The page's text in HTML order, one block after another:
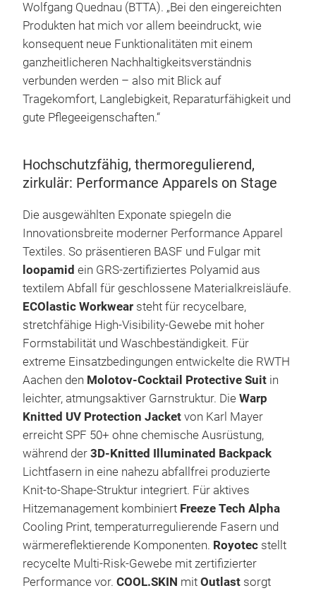
Wolfgang Quednau (BTTA). „Bei den eingereichten
Produkten hat mich vor allem beeindruckt, wie
konsequent neue Funktionalitäten mit einem
ganzheitlicheren Nachhaltigkeitsverständnis
verbunden werden – also mit Blick auf
Tragekomfort, Langlebigkeit, Reparaturfähigkeit und
gute Pflegeeigenschaften.“
Hochschutzfähig, thermoregulierend,
zirkulär: Performance Apparels on Stage
Die ausgewählten Exponate spiegeln die
Innovationsbreite moderner Performance Apparel
Textiles. So präsentieren BASF und Fulgar mit
loopamid ein GRS-zertifiziertes Polyamid aus
textilem Abfall für geschlossene Materialkreisläufe.
ECOlastic Workwear steht für recycelbare,
stretchfähige High-Visibility-Gewebe mit hoher
Formstabilität und Waschbeständigkeit. Für
extreme Einsatzbedingungen entwickelte die RWTH
Aachen den Molotov-Cocktail Protective Suit in
leichter, atmungsaktiver Garnstruktur. Die Warp
Knitted UV Protection Jacket von Karl Mayer
erreicht SPF 50+ ohne chemische Ausrüstung,
während der 3D-Knitted Illuminated Backpack
Lichtfasern in eine nahezu abfallfrei produzierte
Knit-to-Shape-Struktur integriert. Für aktives
Hitzemanagement kombiniert Freeze Tech Alpha
Cooling Print, temperaturregulierende Fasern und
wärmereflektierende Komponenten. Royotec stellt
recycelte Multi-Risk-Gewebe mit zertifizierter
Performance vor. COOL.SKIN mit Outlast sorgt